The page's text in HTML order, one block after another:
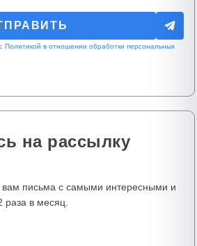
Политикой в отношении обработки персональных
на рассылку
письма с самыми интересными и
раза в месяц.